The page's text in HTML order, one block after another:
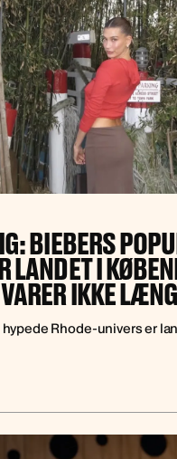
BIEBERS
LANDET I
VARER IKKE
Rhode-univers er